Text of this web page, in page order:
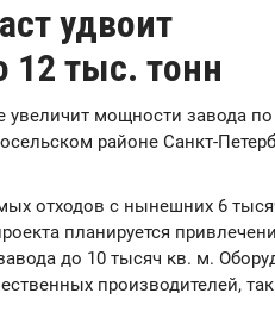
удвоит
12 тыс. тонн
увеличит мощности завода по
районе Санкт-
отходов с нынешних 6
планируется
до 10 тысяч кв. м.
производителей,